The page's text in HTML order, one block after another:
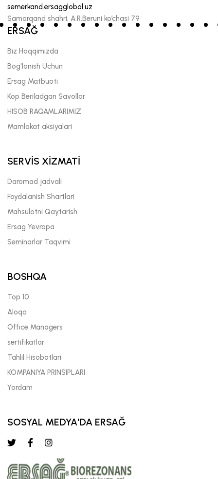
semerkand.ersagglobal.uz
Samarqand shahri, A.R.Beruni ko’chasi 79
ERSAĞ
Biz Haqqimizda
Bog'lanish Uchun
Ersag Matbuoti
Kop Beriladgan Savollar
HISOB RAQAMLARIMIZ
Mamlakat aksiyalari
SERVİS XİZMATİ
Daromad jadvali
Foydalanish Shartlari
Mahsulotni Qaytarish
Ersag Yevropa
Seminarlar Taqvimi
BOSHQA
Top 10
Aloqa
Offıce Managers
sertifikatlar
Tahlil Hisobotlari
KOMPANIYA PRINSIPLARI
Yordam
SOSYAL MEDYA'DA ERSAĞ